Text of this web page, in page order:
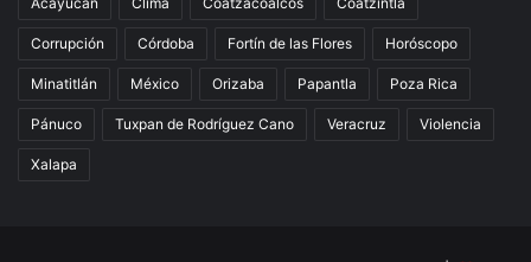
Corrupción Córdoba Fortín de las Flores Horóscopo
Minatitlán México Orizaba Papantla Poza Rica
Pánuco Tuxpan de Rodríguez Cano Veracruz Violencia
Xalapa